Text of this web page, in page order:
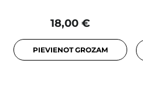
18,00 €
PIEVIENOT GROZAM